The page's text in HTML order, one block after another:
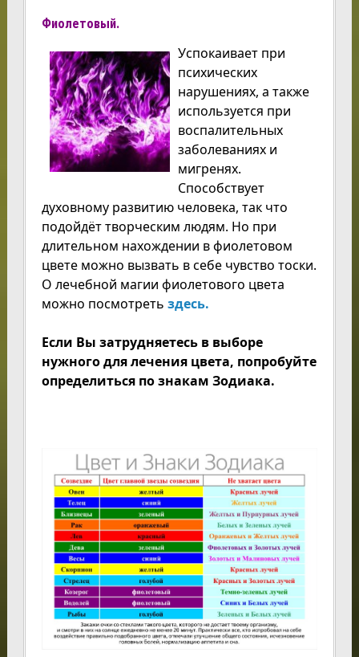
Фиолетовый.
Успокаивает при
психических
нарушениях, а также
используется при
воспалительных
заболеваниях и
мигренях.
Способствует
духовному развитию человека, так что
подойдёт творческим людям. Но при
длительном нахождении в фиолетовом
цвете можно вызвать в себе чувство тоски.
О лечебной магии фиолетового цвета
можно посмотреть здесь.
Если Вы затрудняетесь в выборе
нужного для лечения цвета, попробуйте
определиться по знакам Зодиака.